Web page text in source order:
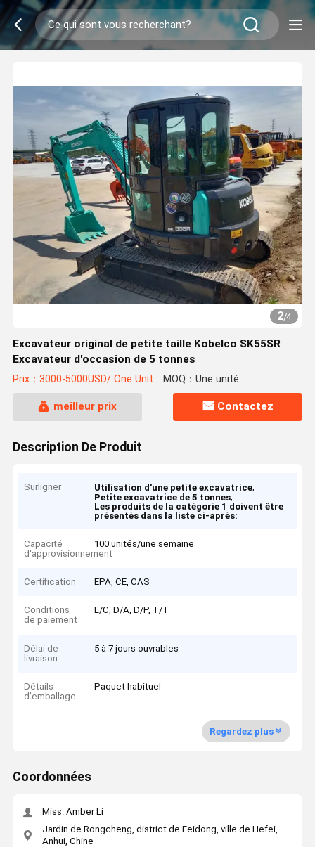
2/4
Excavateur original de petite taille Kobelco SK55SR
Excavateur d'occasion de 5 tonnes
Prix：3000-5000USD/ One Unit MOQ：Une unité
meilleur prix Contactez
Description De Produit
Surligner Utilisation d'une petite excavatrice,
Petite excavatrice de 5 tonnes,
Les produits de la catégorie 1 doivent être
présentés dans la liste ci-après:
Capacité
d'approvisionnement
100 unités/une semaine
Certification EPA, CE, CAS
Conditions
de paiement
L/C, D/A, D/P, T/T
Délai de
livraison
5 à 7 jours ouvrables
Détails
d'emballage
Paquet habituel
Regardez plus
Coordonnées
Miss. Amber Li
Jardin de Rongcheng, district de Feidong, ville de Hefei,
Anhui, Chine